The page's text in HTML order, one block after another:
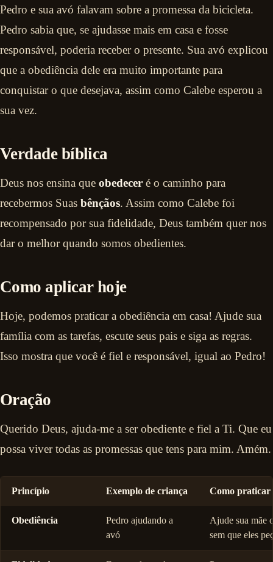
Pedro e sua avó falavam sobre a promessa da bicicleta.
Pedro sabia que, se ajudasse mais em casa e fosse
responsável, poderia receber o presente. Sua avó explicou
que a obediência dele era muito importante para
conquistar o que desejava, assim como Calebe esperou a
sua vez.
Verdade bíblica
Deus nos ensina que obedecer é o caminho para
recebermos Suas bênçãos. Assim como Calebe foi
recompensado por sua fidelidade, Deus também quer nos
dar o melhor quando somos obedientes.
Como aplicar hoje
Hoje, podemos praticar a obediência em casa! Ajude sua
família com as tarefas, escute seus pais e siga as regras.
Isso mostra que você é fiel e responsável, igual ao Pedro!
Oração
Querido Deus, ajuda-me a ser obediente e fiel a Ti. Que eu
possa viver todas as promessas que tens para mim. Amém.
Princípio Exemplo de criança Como praticar
Obediência
Pedro ajudando a
avó
Ajude sua mãe
sem que eles